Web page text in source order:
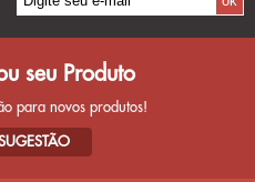
seu Produto
para novos produtos!